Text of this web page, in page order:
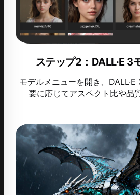
ステップ2：DALL·E 3
モデルメニューを開き、
要に応じてアスペクト比や品